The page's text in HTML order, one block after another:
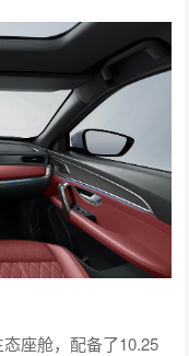
座舱，配备了10.25